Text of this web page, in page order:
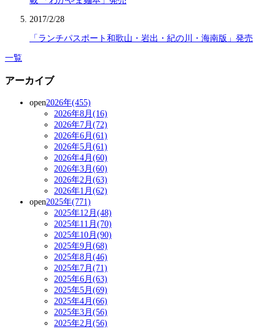
2017/2/28
「ランチパスポート和歌山・岩出・紀の川・海南版」発売
一覧
アーカイブ
open2026年(455)
2026年8月(16)
2026年7月(72)
2026年6月(61)
2026年5月(61)
2026年4月(60)
2026年3月(60)
2026年2月(63)
2026年1月(62)
open2025年(771)
2025年12月(48)
2025年11月(70)
2025年10月(90)
2025年9月(68)
2025年8月(46)
2025年7月(71)
2025年6月(63)
2025年5月(69)
2025年4月(66)
2025年3月(56)
2025年2月(56)